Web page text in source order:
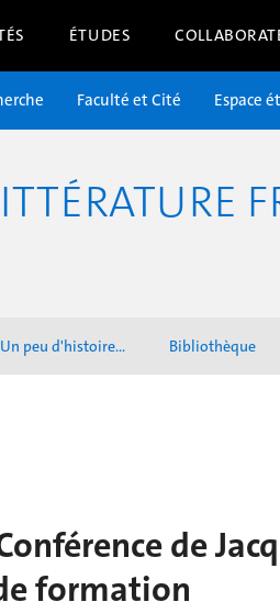
ÉTUDES
Faculté et Cité Espace
Un peu d'histoire... Bibliothèque
de
formation